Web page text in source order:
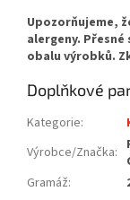
Doplňkové
Kategorie:
Výrobce/Značka:
Gramáž: